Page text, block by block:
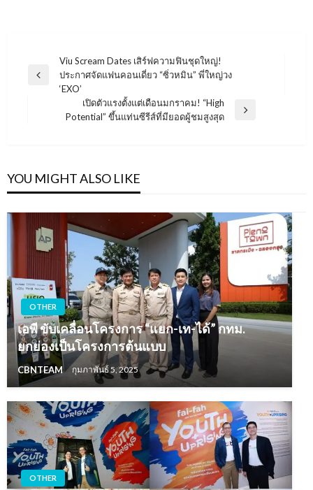
แนะแนว
เรื่อง
Previous
Viu Scream Dates เสิร์ฟความฟินชุดใหญ่!
ประกาศจัดแฟนคอนเดี่ยว “ซิ่วหมิน” พี่ใหญ่วง
‘EXO’
เปิดตัวแรงตั้งแต่เดือนมกราคม! “High
Potential” ขึ้นแท่นซีรีส์ที่มียอดผู้ชมสูงสุด
YOU MIGHT ALSO LIKE
OTHER
เอพี ขับเคลื่อนโครงการ “แยก-เท-ได้” กทม.
ยกย่องเป็นโครงการต้นแบบ
CBNTEAM กุมภาพันธ์ 5, 2025
OTHER